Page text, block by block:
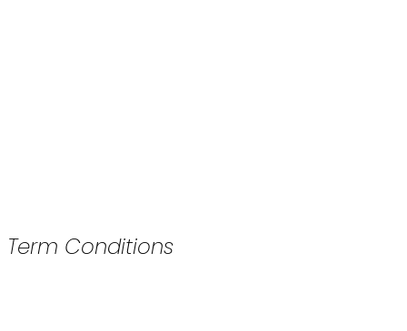
Term Conditions